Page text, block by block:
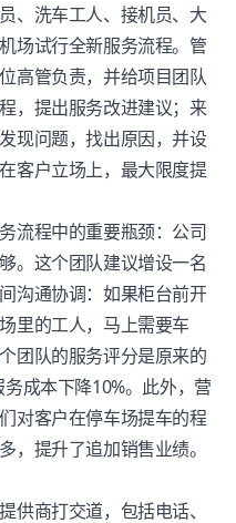
、洗车工人、接机员、大
场试行全新服务流程。管
高管负责，并给项目团队
，提出服务改进建议；来
现问题，找出原因，并设
客户立场上，最大限度提
流程中的重要瓶颈：公司
。这个团队建议增设一名
沟通协调：如果柜台前开
里的工人，马上需要车
团队的服务评分是原来的
成本下降10%。此外，营
对客户在停车场提车的程
，提升了追加销售业绩。
供商打交道，包括电话、